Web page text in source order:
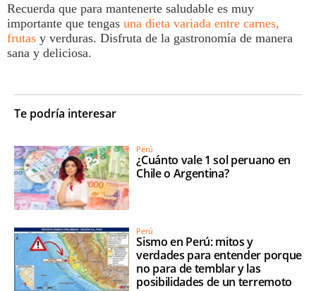
Recuerda que para mantenerte saludable es muy
importante que tengas una dieta variada entre carnes,
frutas y verduras. Disfruta de la gastronomía de manera
sana y deliciosa.
Te podría interesar
Perú
¿Cuánto vale 1 sol peruano en
Chile o Argentina?
Perú
Sismo en Perú: mitos y
verdades para entender porque
no para de temblar y las
posibilidades de un terremoto